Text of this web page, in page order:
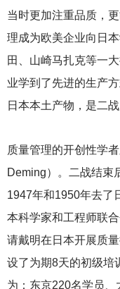
当时更加注重品质，
理成为欧美企业向日
田、山崎马扎克等一
业学到了先进的生产
日本本土产物，是二
质量管理的开创性学
Deming）。二战结束
1947年和1950年去了
本科学家和工程师联
请戴明在日本开展质
设了为期8天的初级培
为：东京220名学员、